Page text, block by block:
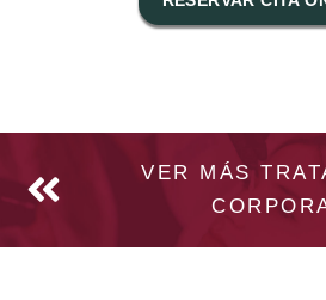
VER MÁS